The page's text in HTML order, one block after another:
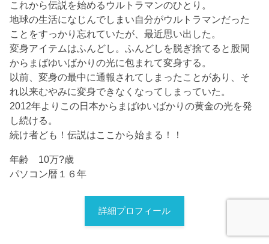
これから伝説を始めるウルトラマンのひとり。
地球の生活になじんでしまい自分がウルトラマンだった
ことをすっかり忘れていたが、最近思い出した。
変身アイテムはふんどし。ふんどしを脱ぎ捨てると股間
からまばゆいばかりの光に包まれて変身する。
以前、変身の最中に通報されてしまったことがあり、そ
れ以来むやみに変身できなくなってしまっていた。
2012年よりこの日本からまばゆいばかりの黄金の光を発
し続ける。
続け者ども！伝説はここから始まる！！
年齢 10万?歳
パソコン暦１６年
詳細プロフィール